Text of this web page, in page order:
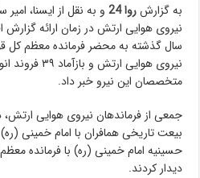
به گزارشروا 24
و به نقل از ایسنا،
نیروی هوایی ارتش در زمان ارائه
سال گذشته به محضر فرمانده معظم کل
نیروی هوایی
متخصصان این نیرو خبر داد.
جمعی از فرماندهان نیروی هوایی ارتش،
حسینیه امام خمینی (ره) با فرمانده
دیدار کردند.